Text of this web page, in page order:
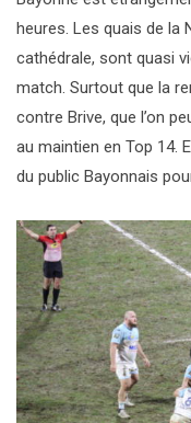
heures. Les quais de la
cathédrale, sont quasi
match. Surtout que la
contre Brive, que l’on
au maintien en Top 14.
du public Bayonnais